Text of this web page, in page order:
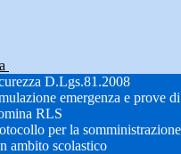
D.Lgs.81.2008
emergenza e prove
RLS
per la
ambito scolastico